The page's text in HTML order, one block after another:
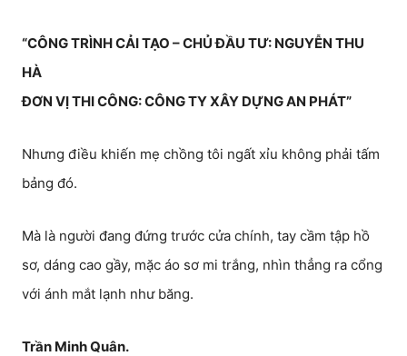
“CÔNG TRÌNH CẢI TẠO – CHỦ ĐẦU TƯ: NGUYỄN THU
HÀ
ĐƠN VỊ THI CÔNG: CÔNG TY XÂY DỰNG AN PHÁT”
Nhưng điều khiến mẹ chồng tôi ngất xỉu không phải tấm
bảng đó.
Mà là người đang đứng trước cửa chính, tay cầm tập hồ
sơ, dáng cao gầy, mặc áo sơ mi trắng, nhìn thẳng ra cổng
với ánh mắt lạnh như băng.
Trần Minh Quân.